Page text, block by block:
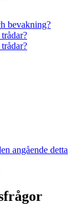
bevakning?
angående detta